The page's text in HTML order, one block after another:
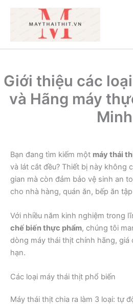
dung
Giới thiệu các
và Hãng máy
Minh
Bạn đang tìm kiếm một máy thái
và lát cắt đều? Thiết bị này không
gian mà còn đảm bảo vệ sinh an
cho nhà hàng, quán ăn, bếp ăn
Với nhiều năm kinh nghiệm trong
chế biến thực phẩm, chúng tôi
dòng máy thái thịt chính hãng, giá
hạn.
Các loại máy thái thịt phổ biến
Máy thái thịt chia ra làm 3 loại: tự